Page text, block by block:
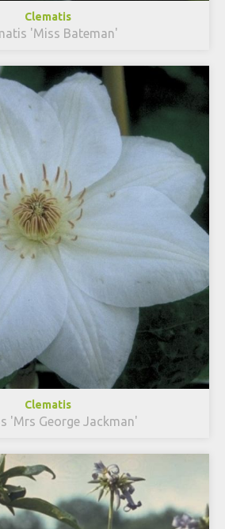
Clematis
'Miss Bateman'
Clematis
'Mrs George Jackman'